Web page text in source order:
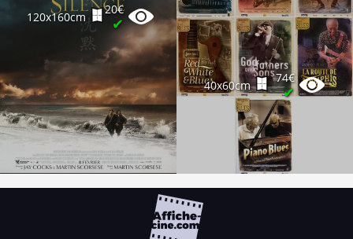
120x160cm
20€
✔
40x60cm
74€
✔